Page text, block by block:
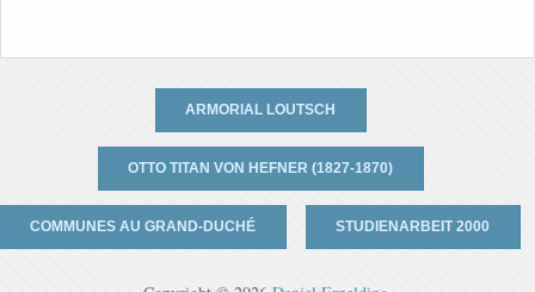
ARMORIAL LOUTSCH
OTTO TITAN VON HEFNER (1827-1870)
COMMUNES AU GRAND-DUCHÉ STUDIENARBEIT 2000